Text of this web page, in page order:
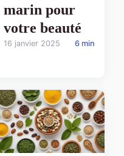
marin pour
votre beauté
16 janvier 2025 6 min